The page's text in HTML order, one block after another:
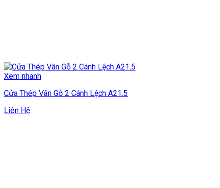
Xem nhanh
Cửa Thép Vân Gỗ 2 Cánh Lệch A21.5
Liên Hệ